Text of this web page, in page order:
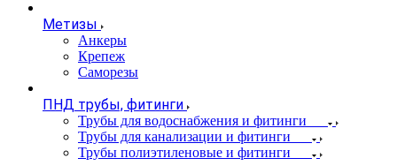
Метизы
Анкеры
Крепеж
Саморезы
ПНД трубы, фитинги
Трубы для водоснабжения и фитинги
Трубы для канализации и фитинги
Трубы полиэтиленовые и фитинги